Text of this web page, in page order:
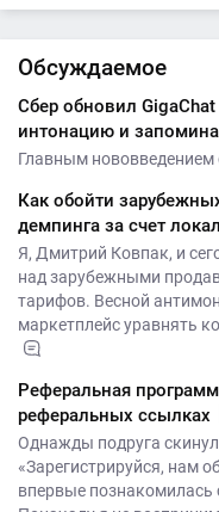
Обсуждаемое
Сбер обновил
интонацию и
Главным нововведением
Как обойти
демпинга за счет
Я, Дмитрий Ковпак, и
над зарубежными
тарифов. Весной
маркетплейс уравнять
Реферальная
реферальных ссылках
Однажды подруга
«Зарегистрируйся, нам
впервые